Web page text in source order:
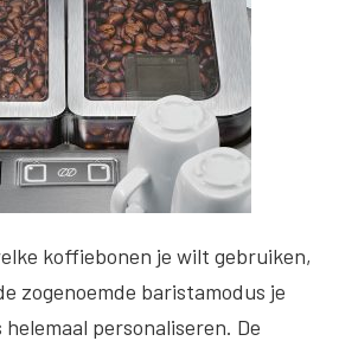
koffiebonen je wilt gebruiken,
zogenoemde baristamodus je
personaliseren. De